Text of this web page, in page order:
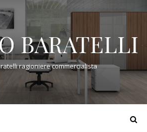
BARATELLI
ragioniere commercialista